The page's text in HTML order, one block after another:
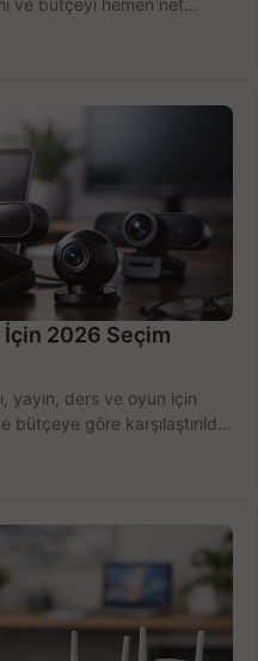
2026 Seçim
yayın, ders ve oyun için
bütçeye göre karşılaştırıldı.